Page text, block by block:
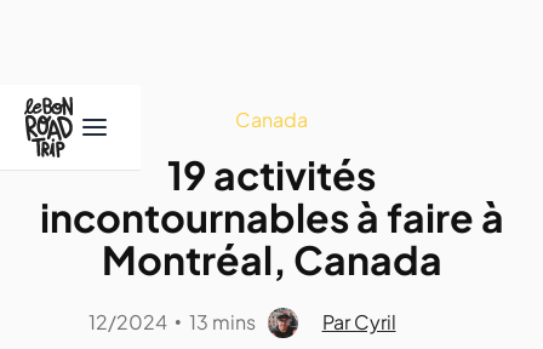
Canada
19 activités
incontournables à faire à
Montréal, Canada
12/2024 • 13 mins Par Cyril